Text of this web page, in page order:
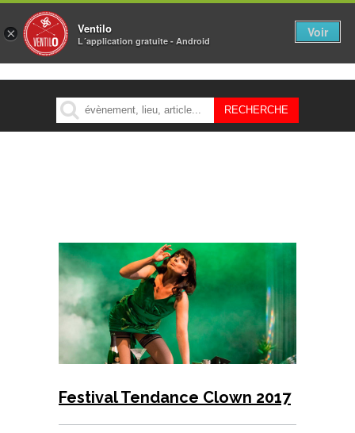
MENU
Festival Tendance Clown 2017
× Ventilo
L´application gratuite - Android
Voir